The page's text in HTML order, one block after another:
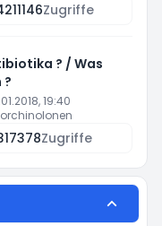
Zugriffe
? / Was
19:40
Zugriffe